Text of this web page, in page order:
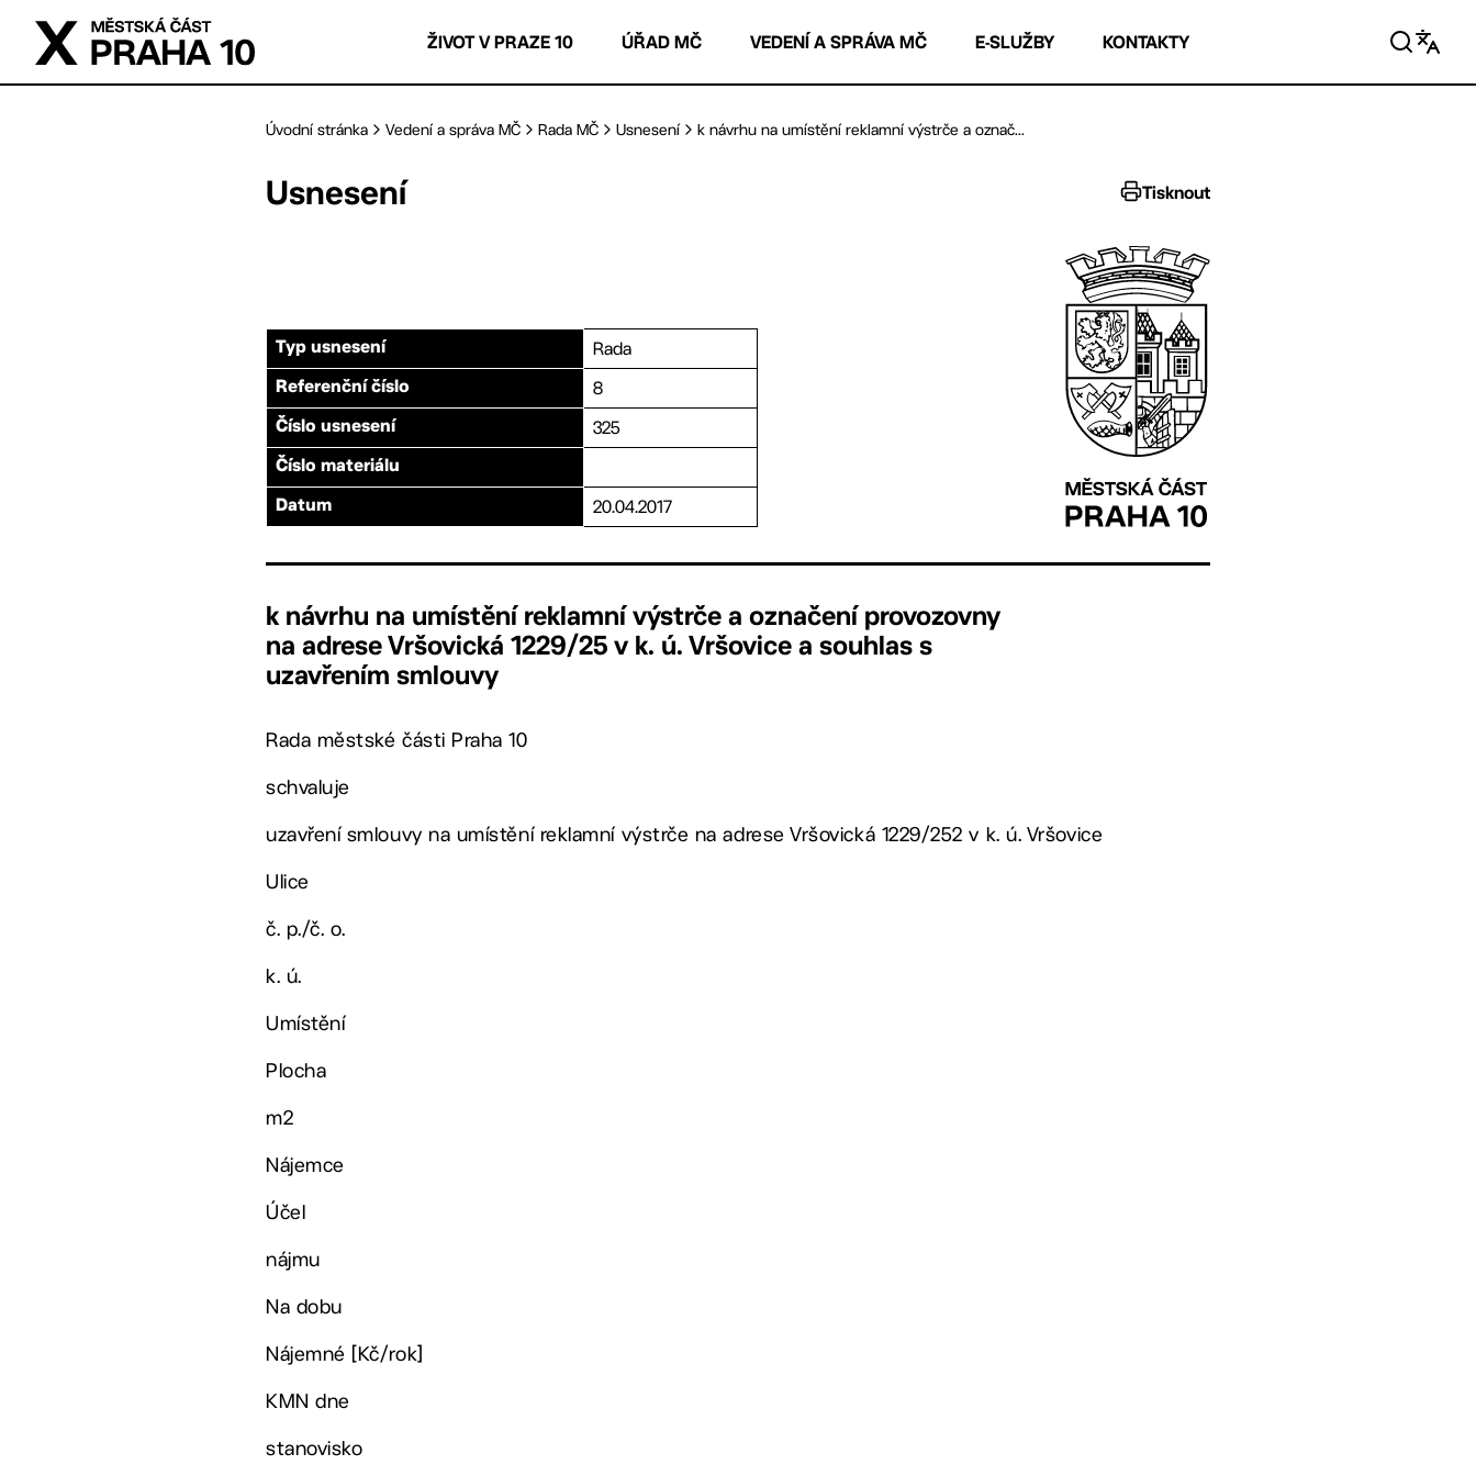
Přejít na hlavní obsah
ŽIVOT V PRAZE 10 ÚŘAD MČ VEDENÍ A SPRÁVA MČ E-SLUŽBY KONTAKTY
Úvodní stránka Vedení a správa MČ Rada MČ Usnesení k návrhu na umístění reklamní výstrče a označ...
Usnesení Tisknout
Typ usnesení Rada
Referenční číslo 8
Číslo usnesení 325
Číslo materiálu
Datum 20.04.2017
k návrhu na umístění reklamní výstrče a označení provozovny
na adrese Vršovická 1229/25 v k. ú. Vršovice a souhlas s
uzavřením smlouvy
Rada městské části Praha 10
schvaluje
uzavření smlouvy na umístění reklamní výstrče na adrese Vršovická 1229/252 v k. ú. Vršovice
Ulice
č. p./č. o.
k. ú.
Umístění
Plocha
m2
Nájemce
Účel
nájmu
Na dobu
Nájemné [Kč/rok]
KMN dne
stanovisko